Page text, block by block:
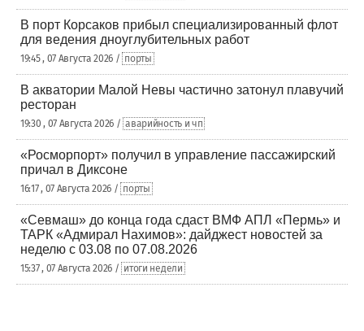
В порт Корсаков прибыл специализированный флот
для ведения дноуглубительных работ
19:45 , 07 Августа 2026 / порты
В акватории Малой Невы частично затонул плавучий
ресторан
19:30 , 07 Августа 2026 / аварийность и чп
«Росморпорт» получил в управление пассажирский
причал в Диксоне
16:17 , 07 Августа 2026 / порты
«Севмаш» до конца года сдаст ВМФ АПЛ «Пермь» и
ТАРК «Адмирал Нахимов»: дайджест новостей за
неделю с 03.08 по 07.08.2026
15:37 , 07 Августа 2026 / итоги недели